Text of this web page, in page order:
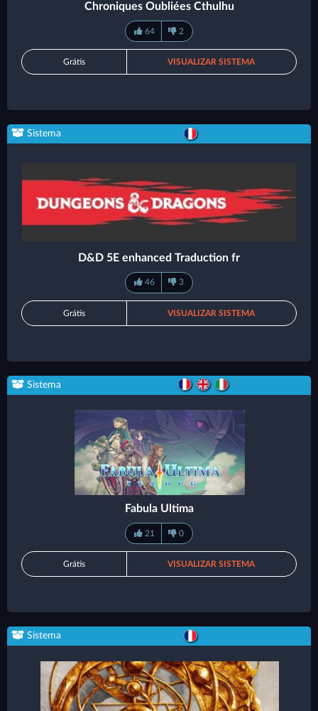
Chroniques Oubliées Cthulhu
64 2
Grátis VISUALIZAR SISTEMA
Sistema
D&D 5E enhanced Traduction fr
46 3
Grátis VISUALIZAR SISTEMA
Sistema
Fabula Ultima
21 0
Grátis VISUALIZAR SISTEMA
Sistema